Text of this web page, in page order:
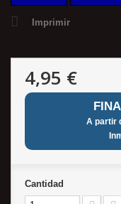
Imprimir
4,95 €
A partir
Cantidad